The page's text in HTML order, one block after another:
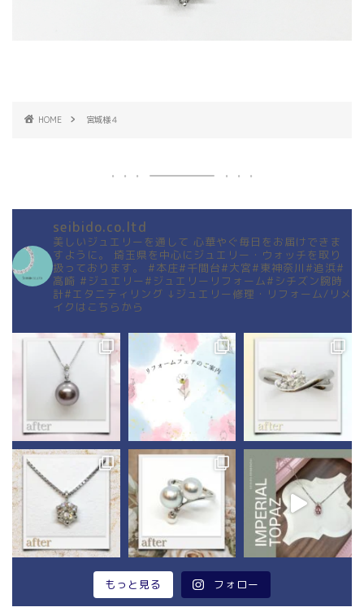
HOME 宮城様４
seibido.co.ltd
美しいジュエリーを通して 心華やぐ毎日をお届けできま
すように。
埼玉県を中心にジュエリー・ウォッチを取り
扱っております。
#本庄#千間台#大宮#東神奈川#追浜#
高崎 #ジュエリー#ジュエリーリフォーム#シチズン腕時
計#エタニティリング ↓ジュエリー修理・リフォーム/リメ
イクはこちらから
もっと見る フォロー